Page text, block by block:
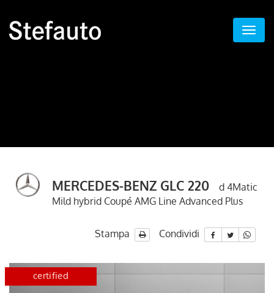
MERCEDES-BENZ GLC 220
d 4Matic
Mild hybrid Coupé AMG Line Advanced Plus
Stampa Condividi
certified